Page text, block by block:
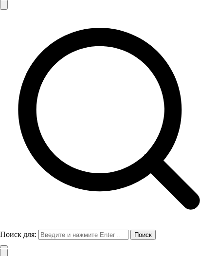
Поиск для: